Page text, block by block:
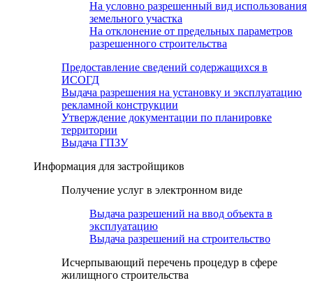
На условно разрешенный вид использования
земельного участка
На отклонение от предельных параметров
разрешенного строительства
Предоставление сведений содержащихся в
ИСОГД
Выдача разрешения на установку и эксплуатацию
рекламной конструкции
Утверждение документации по планировке
территории
Выдача ГПЗУ
Информация для застройщиков
Получение услуг в электронном виде
Выдача разрешений на ввод объекта в
эксплуатацию
Выдача разрешений на строительство
Исчерпывающий перечень процедур в сфере
жилищного строительства